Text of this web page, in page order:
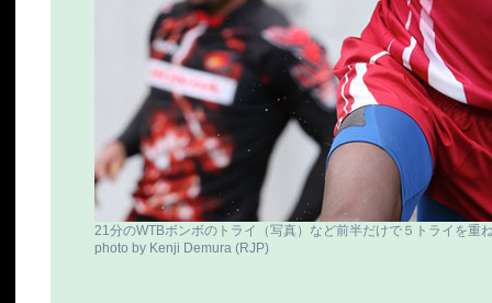
21分のWTBボンボのトライ（写真）など前半だけで５トライを重
photo by Kenji Demura (RJP)